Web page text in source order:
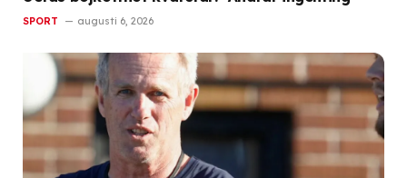
SPORT augusti 6, 2026